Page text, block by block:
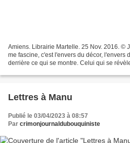
Amiens. Librairie Martelle. 25 Nov. 2016. ©
me fascine, c'est l'envers du décor, l'envers
derrière ce qui se montre. Celui qui se
Lettres à Manu
Publié le 03/04/2023 à 08:57
Par crimonjournaldubouquiniste